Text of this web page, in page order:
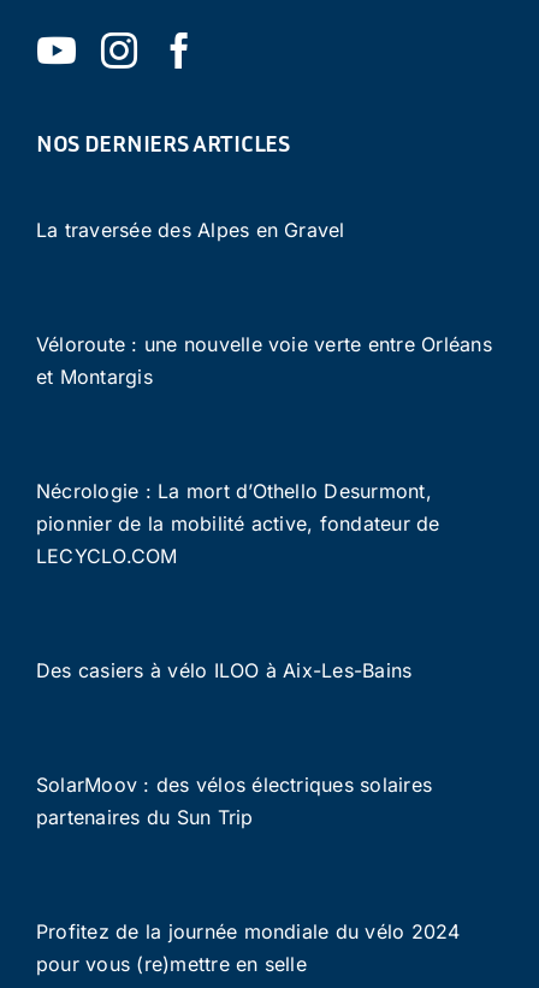
NOS DERNIERS ARTICLES
La traversée des Alpes en Gravel
Véloroute : une nouvelle voie verte entre Orléans
et Montargis
Nécrologie : La mort d’Othello Desurmont,
pionnier de la mobilité active, fondateur de
LECYCLO.COM
Des casiers à vélo ILOO à Aix-Les-Bains
SolarMoov : des vélos électriques solaires
partenaires du Sun Trip
Profitez de la journée mondiale du vélo 2024
pour vous (re)mettre en selle